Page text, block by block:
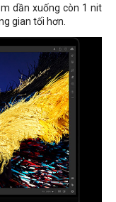
dần xuống còn 1 nit
gian tối hơn.